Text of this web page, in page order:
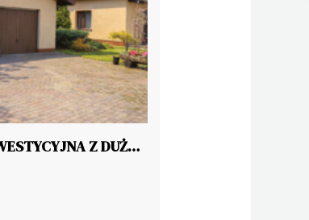
DZIAŁKA INWESTYCYJNA Z DUŻYM DOMEM W BŁONIU